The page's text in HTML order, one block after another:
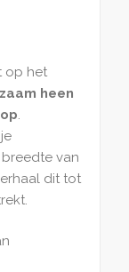
op het
heen
.
van
dit tot